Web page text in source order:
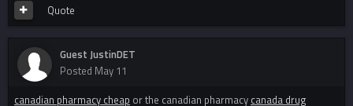
Quote
Guest JustinDET
Posted May 11
canadian pharmacy cheap or the canadian pharmacy canada drug